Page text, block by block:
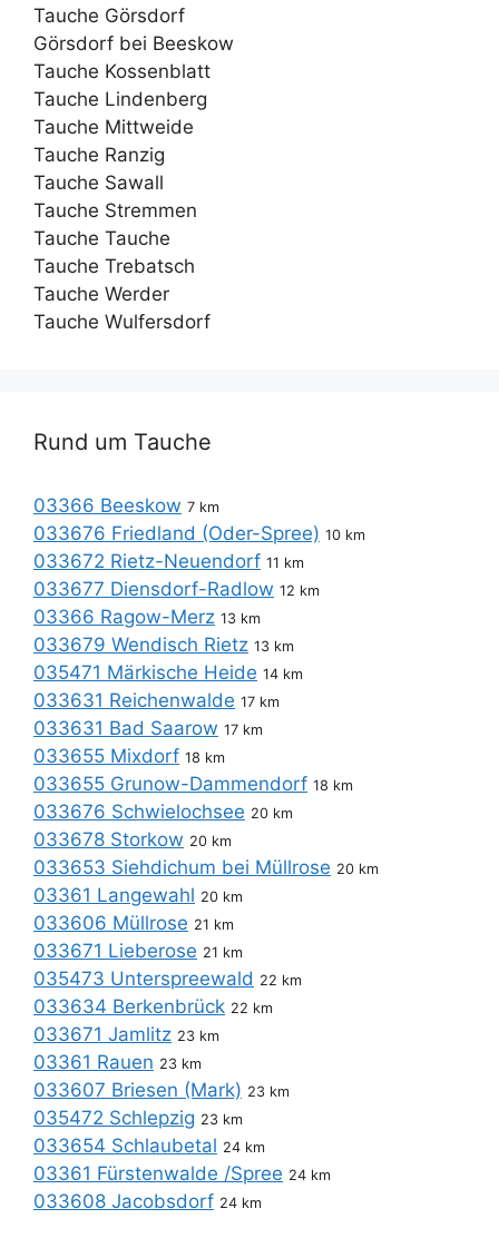
Tauche Görsdorf
Görsdorf bei Beeskow
Tauche Kossenblatt
Tauche Lindenberg
Tauche Mittweide
Tauche Ranzig
Tauche Sawall
Tauche Stremmen
Tauche Tauche
Tauche Trebatsch
Tauche Werder
Tauche Wulfersdorf
Rund um Tauche
03366 Beeskow 7 km
033676 Friedland (Oder-Spree) 10 km
033672 Rietz-Neuendorf 11 km
033677 Diensdorf-Radlow 12 km
03366 Ragow-Merz 13 km
033679 Wendisch Rietz 13 km
035471 Märkische Heide 14 km
033631 Reichenwalde 17 km
033631 Bad Saarow 17 km
033655 Mixdorf 18 km
033655 Grunow-Dammendorf 18 km
033676 Schwielochsee 20 km
033678 Storkow 20 km
033653 Siehdichum bei Müllrose 20 km
03361 Langewahl 20 km
033606 Müllrose 21 km
033671 Lieberose 21 km
035473 Unterspreewald 22 km
033634 Berkenbrück 22 km
033671 Jamlitz 23 km
03361 Rauen 23 km
033607 Briesen (Mark) 23 km
035472 Schlepzig 23 km
033654 Schlaubetal 24 km
03361 Fürstenwalde /Spree 24 km
033608 Jacobsdorf 24 km